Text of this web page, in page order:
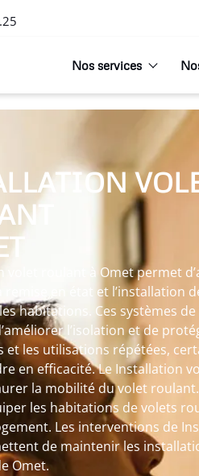
Nos services
volet roulant à Omet permet
remise en état et l’installation
habitations. Ces systèmes
l’isolation et de
et les utilisations répétées,
en efficacité. Le Installation
la mobilité du volet
les habitations de volets
Les interventions de
de maintenir les
Omet.